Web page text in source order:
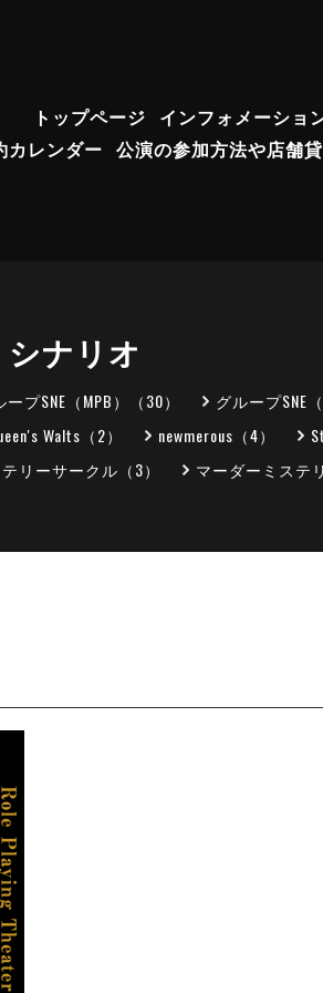
トップページ インフォメーショ
カレンダー 公演の参加方法や店舗
シナリオ
ープSNE（MPB）（30） グループSNE
Walts（2） newmerous（4）
リーサークル（3） マーダーミステ